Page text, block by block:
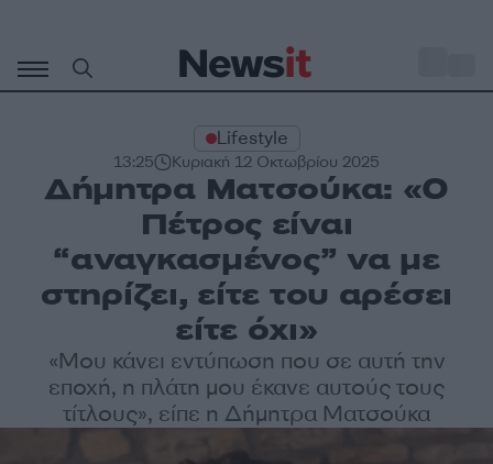
περιεχόμενο
Lifestyle
13:25 Κυριακή 12 Οκτωβρίου 2025
Δήμητρα Ματσούκα: «Ο
Πέτρος είναι
“αναγκασμένος” να με
στηρίζει, είτε του αρέσει
είτε όχι»
«Μου κάνει εντύπωση που σε αυτή την
εποχή, η πλάτη μου έκανε αυτούς τους
τίτλους», είπε η Δήμητρα Ματσούκα